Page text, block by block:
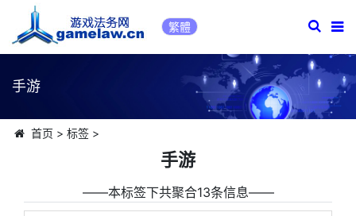
繁體
手游
首页 > 标签>
手游
――本标签下共聚合13条信息――